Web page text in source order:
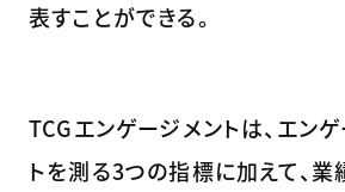
表すことができる。
TCGエンゲージメントは、エン
トを測る3つの指標に加えて、業